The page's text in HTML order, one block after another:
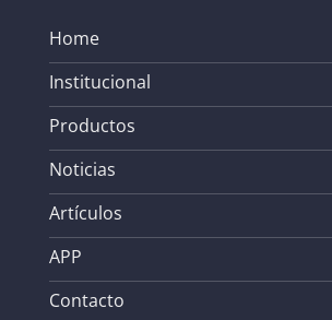
Home
Institucional
Productos
Noticias
Artículos
APP
Contacto